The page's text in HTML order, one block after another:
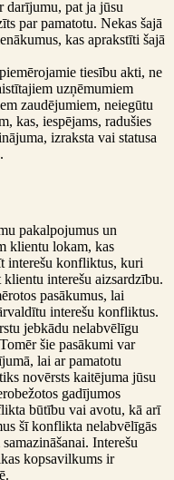
darījumu, pat ja jūsu
par pamatotu. Nekas šajā
kas aprakstīti šajā
tiesību akti, ne
uzņēmumiem
zaudējumiem, neiegūtu
kas, iespējams, radušies
izraksta vai statusa
pakalpojumus un
klientu lokam, kas
interešu konfliktus, kuri
interešu aizsardzību.
pasākumus, lai
interešu konfliktus.
jebkādu nelabvēlīgu
šie pasākumi var
lai ar pamatotu
novērsts kaitējuma jūsu
gadījumos
būtību vai avotu, kā arī
šī konflikta nelabvēlīgās
Interešu
kopsavilkums ir